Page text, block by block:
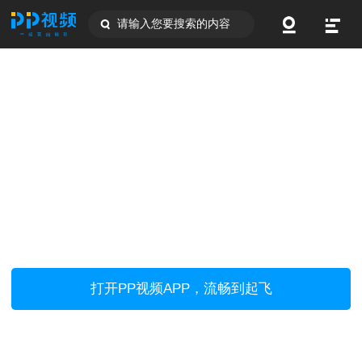
请输入您要搜索的内容
打开PP视频APP，流畅到起飞